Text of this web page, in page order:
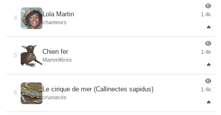
4
Lola Martin
chanteurs
1.4k
🔥
5
Chien fer
Mammifères
1.4k
🔥
6
Le cirique de mer (Callinectes sapidus)
crustacés
1.4k
🔥